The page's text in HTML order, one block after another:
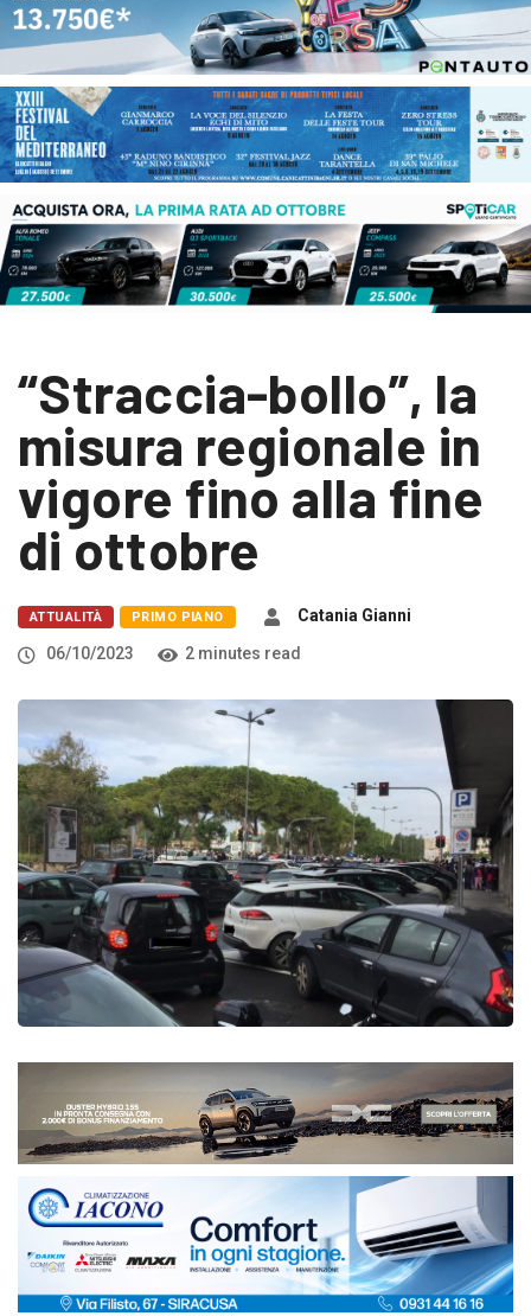
“Straccia-bollo”, la
misura regionale in
vigore fino alla fine
di ottobre
ATTUALITÀ PRIMO PIANO
Catania Gianni
06/10/2023
2 minutes read